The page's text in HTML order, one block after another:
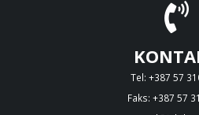
Tel: +387 57
Faks: +387 57